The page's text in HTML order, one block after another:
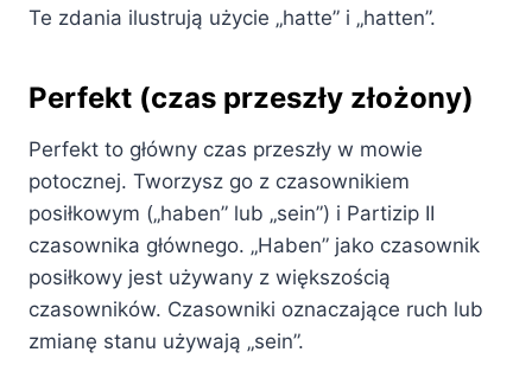
Te zdania ilustrują użycie „hatte” i „hatten”.
Perfekt (czas przeszły złożony)
Perfekt to główny czas przeszły w mowie
potocznej. Tworzysz go z czasownikiem
posiłkowym („haben” lub „sein”) i Partizip II
czasownika głównego. „Haben” jako czasownik
posiłkowy jest używany z większością
czasowników. Czasowniki oznaczające ruch lub
zmianę stanu używają „sein”.